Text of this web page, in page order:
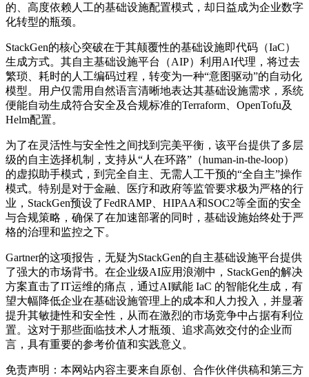
的、高度依赖人工的基础设施配置模式，却日益成为企业数字
化转型的瓶颈。
StackGen的核心突破在于其颠覆性的基础设施即代码（IaC）
生成方式。其自主基础设施平台（AIP）利用AI代理，将过去
繁琐、耗时的人工编码过程，转变为一种“意图驱动”的自动化
模型。用户仅需用自然语言清晰地表达其基础设施需求，系统
便能自动生成符合安全及合规标准的Terraform、OpenTofu及
Helm配置。
为了在灵活性与安全性之间找到完美平衡，该平台提供了多层
级的自主选择机制，支持从“人在环路”（human-in-the-loop）
的虚拟助手模式，到完全自主、无需人工干预的“全自主”操作
模式。特别是对于金融、医疗和政府等监管要求极为严格的行
业，StackGen预设了FedRAMP、HIPAA和SOC2等全面的安全
与合规策略，确保了在加速部署的同时，基础设施始终处于严
格的治理和监控之下。
Gartner的这项报告，无疑为StackGen的自主基础设施平台提供
了强大的市场背书。在企业级AI应用浪潮中，StackGen的解决
方案直击了IT运维的痛点，通过AI赋能 IaC 的智能化生成，有
望大幅降低企业在基础设施管理上的成本和人力投入，并显著
提升其敏捷性和安全性，从而在激烈的市场竞争中占据有利位
置。这对于那些面临技术人才瓶颈、追求高效交付的企业而
言，具有重要的参考价值和实践意义。
免责声明：本网站内容主要来自原创、合作伙伴供稿和第三方